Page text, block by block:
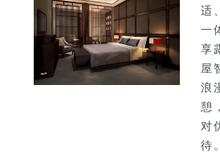
适
一
享
屋
浪
憩
对
待。